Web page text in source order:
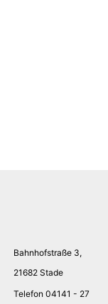
Bahnhofstraße 3,
21682 Stade
Telefon 04141 - 27